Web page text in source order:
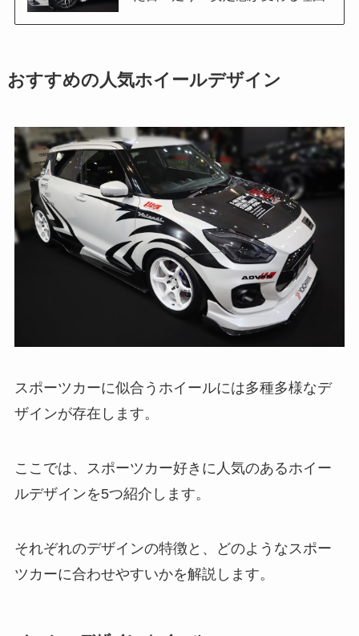
おすすめの人気ホイールデザイン
スポーツカーに似合うホイールには多種多様なデ
ザインが存在します。
ここでは、スポーツカー好きに人気のあるホイー
ルデザインを5つ紹介します。
それぞれのデザインの特徴と、どのようなスポー
ツカーに合わせやすいかを解説します。